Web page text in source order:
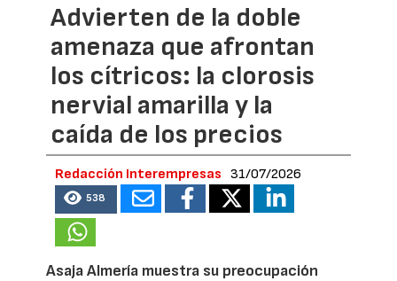
Advierten de la doble
amenaza que afrontan
los cítricos: la clorosis
nervial amarilla y la
caída de los precios
Redacción Interempresas 31/07/2026
538
Asaja Almería muestra su preocupación